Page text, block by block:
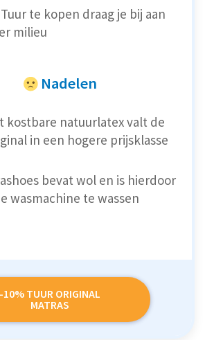
te kopen draag je bij aan
milieu
Nadelen
kostbare natuurlatex valt de
in een hogere prijsklasse
bevat wol en is hierdoor
wasmachine te wassen
-10% TUUR ORIGINAL
MATRAS